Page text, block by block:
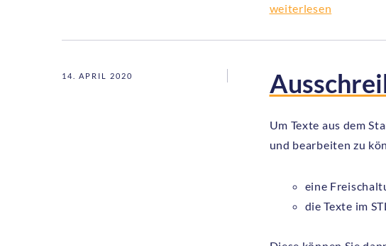
weiterlesen
14. APRIL 2020
Um Texte aus dem
und bearbeiten zu
eine
die Texte im